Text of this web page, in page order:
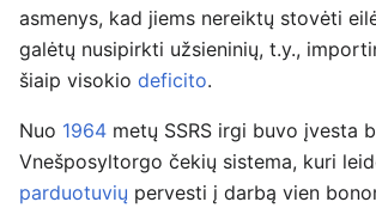
asmenys, kad jiems nereiktų stovėti
galėtų nusipirkti užsieninių, t.y.,
šiaip visokio deficito.
Nuo 1964 metų SSRS irgi buvo įvesta
Vnešposyltorgo čekių sistema, kuri
parduotuvių pervesti į darbą vien